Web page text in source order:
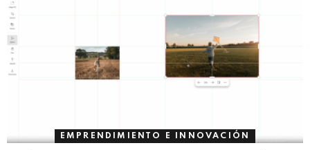
EMPRENDIMIENTO E INNOVACIÓN